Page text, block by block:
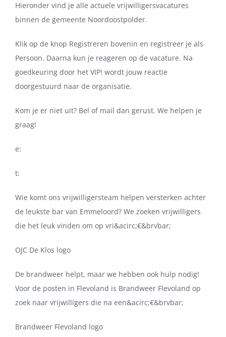
Hieronder vind je alle actuele vrijwilligersvacatures
binnen de gemeente Noordoostpolder.
Klik op de knop Registreren bovenin en registreer je als
Persoon. Daarna kun je reageren op de vacature. Na
goedkeuring door het VIP! wordt jouw reactie
doorgestuurd naar de organisatie.
Kom je er niet uit? Bel of mail dan gerust. We helpen je
graag!
e:
t:
Wie komt ons vrijwilligersteam helpen versterken achter
de leukste bar van Emmeloord? We zoeken vrijwilligers
die het leuk vinden om op vri&acirc;€&brvbar;
OJC De Klos logo
De brandweer helpt, maar we hebben ook hulp nodig!
Voor de posten in Flevoland is Brandweer Flevoland op
zoek naar vrijwilligers die na een&acirc;€&brvbar;
Brandweer Flevoland logo